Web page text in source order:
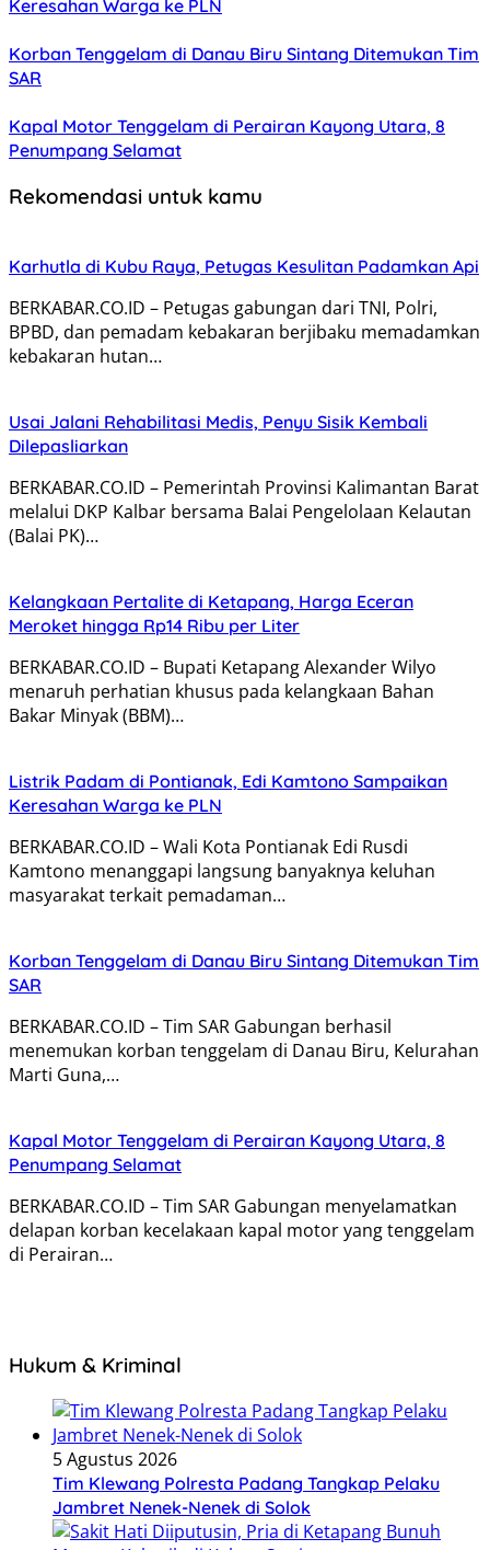
Keresahan Warga ke PLN
Korban Tenggelam di Danau Biru Sintang Ditemukan Tim
SAR
Kapal Motor Tenggelam di Perairan Kayong Utara, 8
Penumpang Selamat
Rekomendasi untuk kamu
Karhutla di Kubu Raya, Petugas Kesulitan Padamkan Api
BERKABAR.CO.ID – Petugas gabungan dari TNI, Polri,
BPBD, dan pemadam kebakaran berjibaku memadamkan
kebakaran hutan…
Usai Jalani Rehabilitasi Medis, Penyu Sisik Kembali
Dilepasliarkan
BERKABAR.CO.ID – Pemerintah Provinsi Kalimantan Barat
melalui DKP Kalbar bersama Balai Pengelolaan Kelautan
(Balai PK)…
Kelangkaan Pertalite di Ketapang, Harga Eceran
Meroket hingga Rp14 Ribu per Liter
BERKABAR.CO.ID – Bupati Ketapang Alexander Wilyo
menaruh perhatian khusus pada kelangkaan Bahan
Bakar Minyak (BBM)…
Listrik Padam di Pontianak, Edi Kamtono Sampaikan
Keresahan Warga ke PLN
BERKABAR.CO.ID – Wali Kota Pontianak Edi Rusdi
Kamtono menanggapi langsung banyaknya keluhan
masyarakat terkait pemadaman…
Korban Tenggelam di Danau Biru Sintang Ditemukan Tim
SAR
BERKABAR.CO.ID – Tim SAR Gabungan berhasil
menemukan korban tenggelam di Danau Biru, Kelurahan
Marti Guna,…
Kapal Motor Tenggelam di Perairan Kayong Utara, 8
Penumpang Selamat
BERKABAR.CO.ID – Tim SAR Gabungan menyelamatkan
delapan korban kecelakaan kapal motor yang tenggelam
di Perairan…
Hukum & Kriminal
5 Agustus 2026
Tim Klewang Polresta Padang Tangkap Pelaku
Jambret Nenek-Nenek di Solok